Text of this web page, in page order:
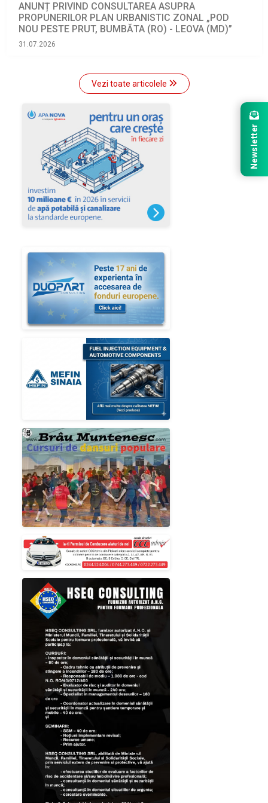
ANUNȚ PRIVIND CONSULTAREA ASUPRA
PROPUNERILOR PLAN URBANISTIC ZONAL „POD
NOU PESTE PRUT, BUMBĂTA (RO) - LEOVA (MD)”
31.07.2026
Vezi toate articolele
Newsletter